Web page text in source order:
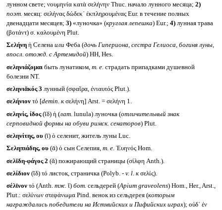
лунном свете; νουμηνία κατὰ σελήνην Thuc. начало лунного месяца; 2)
поэт. месяц: σελήνας δώδεκ᾽ ἐκπληρουμένας Eur. в течение полных
двенадцати месяцев; 3)«луночка» (круглая лепешка) Eur.; 4)лунная трава
(βοτάντ) σ. καλουμένη Plut.
Σελήνη ἡ Селена или Феба (дочь Гипериона, сестра Гелиоса, богиня луны,
впосл. отожд. с Артемидой) HH, Hes.
σεληνιάζομαι быть лунатиком, т. е. страдать припадками душевной
болезни NT.
σεληνιᾰκός 3 лунный (σφαῖρα, ἐνιαυτός Plut.).
σελήνιον τό [demin. кσελήνη] Arst. = σελήνη 1.
σεληνίς, ίδος(ῐδ) ἡ (лат. lunula) луночка (отличительный знак
серповидной формы на обуви римск. сенаторов) Plut.
σεληνίτης, ου(ῑ) ὁ селенит, житель луны Luc.
Σεληπιάδης, ου(ᾱ) ὁ сын Селепия, т. е. Ἐυηνός Hom.
σελῐδη-φάγος 2 (ᾰ) пожирающий страницы (σίλφη Anth.).
σελίδιον(ῐδ) τό листок, страничка (Polyb. - v. l. кσελίς).
σέλῑνον τό (Anth. тж. ῐ) бот. сельдерей (Apium graveolens) Hom., Her., Arst.,
Plut.: σελίνων στεφάνωμα Pind. венок из сельдерея (которым
награждались победители на Истмийских и Пифийских играх); οὐδ᾽ ἐν